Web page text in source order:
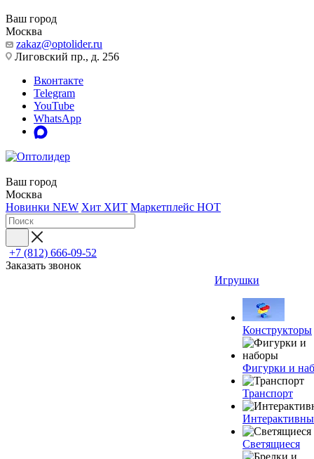
Ваш город
Москва
zakaz@optolider.ru
Лиговский пр., д. 256
Вконтакте
Telegram
YouTube
WhatsApp
Ваш город
Москва
Новинки NEW Хит ХИТ Маркетплейс HOT
+7 (812) 666-09-52
Заказать звонок
Игрушки
Конструкторы
Фигурки и
Транспорт
Светящиеся